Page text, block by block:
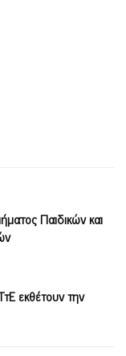
Παιδικών και
εκθέτουν την